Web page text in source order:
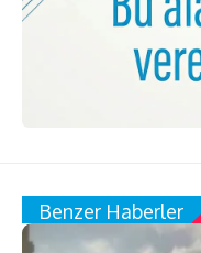
Benzer Haberler